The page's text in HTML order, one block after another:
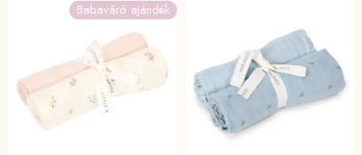
Babaváró ajándék